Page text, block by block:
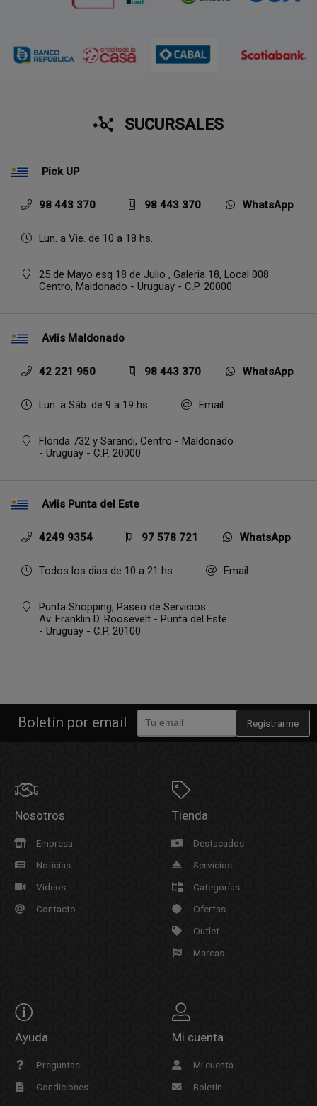
SUCURSALES
Pick UP
98 443 370 98 443 370 WhatsApp
Lun. a Vie. de 10 a 18 hs.
25 de Mayo esq 18 de Julio , Galeria 18, Local 008
Centro, Maldonado - Uruguay - C.P. 20000
Avlis Maldonado
42 221 950 98 443 370 WhatsApp
Lun. a Sáb. de 9 a 19 hs. Email
Florida 732 y Sarandi, Centro - Maldonado
- Uruguay - C.P. 20000
Avlis Punta del Este
4249 9354 97 578 721 WhatsApp
Todos los dias de 10 a 21 hs. Email
Punta Shopping, Paseo de Servicios
Av. Franklin D. Roosevelt - Punta del Este
- Uruguay - C.P. 20100
Boletín por email Registrarme
Nosotros
Empresa
Noticias
Videos
Contacto
Tienda
Destacados
Servicios
Categorías
Ofertas
Outlet
Marcas
Ayuda
Preguntas
Condiciones
Mi cuenta
Mi cuenta
Boletín